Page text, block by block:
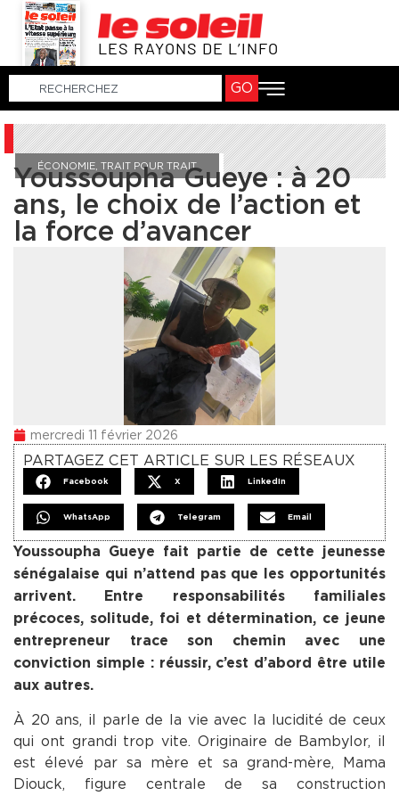
LES RAYONS DE L’INFO
GO
ÉCONOMIE, TRAIT POUR TRAIT
Youssoupha Gueye : à 20
ans, le choix de l’action et
la force d’avancer
mercredi 11 février 2026
PARTAGEZ CET ARTICLE SUR LES RÉSEAUX
Facebook X LinkedIn
WhatsApp Telegram Email
Youssoupha Gueye fait partie de cette jeunesse
sénégalaise qui n’attend pas que les opportunités
arrivent. Entre responsabilités familiales
précoces, solitude, foi et détermination, ce jeune
entrepreneur trace son chemin avec une
conviction simple : réussir, c’est d’abord être utile
aux autres.
À 20 ans, il parle de la vie avec la lucidité de ceux
qui ont grandi trop vite. Originaire de Bambylor, il
est élevé par sa mère et sa grand-mère, Mama
Diouck, figure centrale de sa construction